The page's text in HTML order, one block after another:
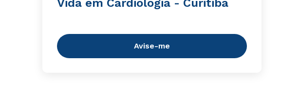
Vida em Cardiologia - Curitiba
Avise-me